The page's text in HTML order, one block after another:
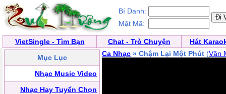
Bí Danh:
Mật Mã:
VietSingle - Tìm Bạn Chat - Trò Chuyện
Hát
Mục Lục
Nhạc Music Video
Nhạc Hay Tuyển Chọn
Ca Nhạc » Chậm Lại Một Phút (Văn